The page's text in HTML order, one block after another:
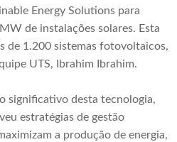
Energy Solutions para
de instalações solares. Esta
de 1.200 sistemas fotovoltaicos,
UTS, Ibrahim Ibrahim.
significativo desta tecnologia,
estratégias de gestão
a produção de energia,